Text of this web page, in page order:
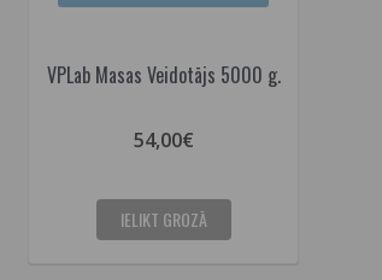
VPLab Masas Veidotājs 5000 g.
54,00€
IELIKT GROZĀ